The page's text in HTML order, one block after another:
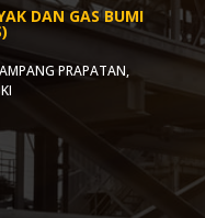
DAN GAS BUMI
PRAPATAN,